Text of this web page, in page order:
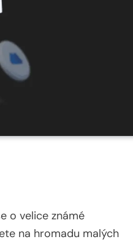
o velice známé
na hromadu malých